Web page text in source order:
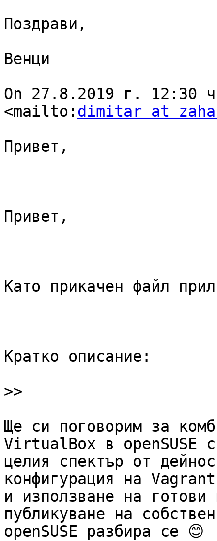
Поздрави,
Венци
On 27.8.2019 г.
<mailto: dimitar at
Привет,
Привет,
Като прикачен файл
Кратко описание:
>>
Ще си поговорим за
VirtualBox в openSUSE
целия спектър от
конфигурация на
и използване на
публикуване на
openSUSE разбира се 😊